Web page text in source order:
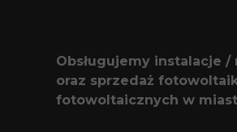
Obsługujemy instalacje /
oraz sprzedaż
fotowoltaicznych w